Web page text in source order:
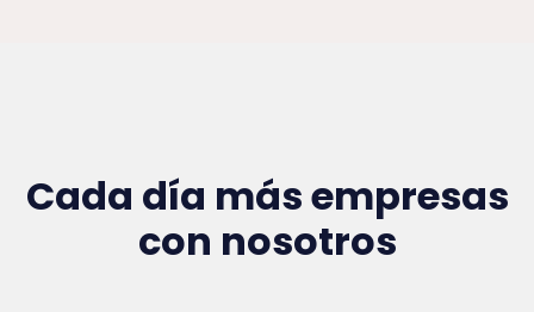
Cada día más empresas
con nosotros